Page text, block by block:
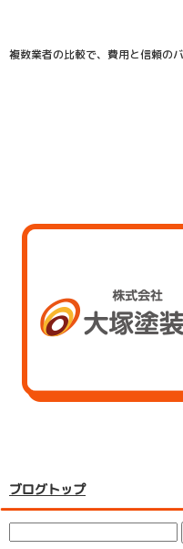
複数業者の比較で、費用と信頼の
ブログトップ